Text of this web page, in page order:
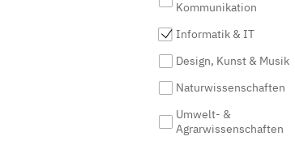
Kommunikation
Informatik & IT
Design, Kunst & Musik
Naturwissenschaften
Umwelt- &
Agrarwissenschaften